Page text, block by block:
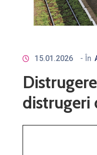
15.01.2026 - În
distrugeri